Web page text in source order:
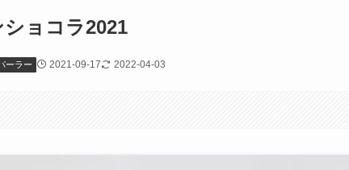
ョコラ2021
ーラー 2021-09-17 2022-04-03